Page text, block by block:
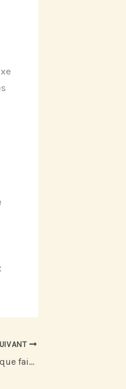
Voyager l’esprit tranquille : que faire en cas de décès à l’étranger ?